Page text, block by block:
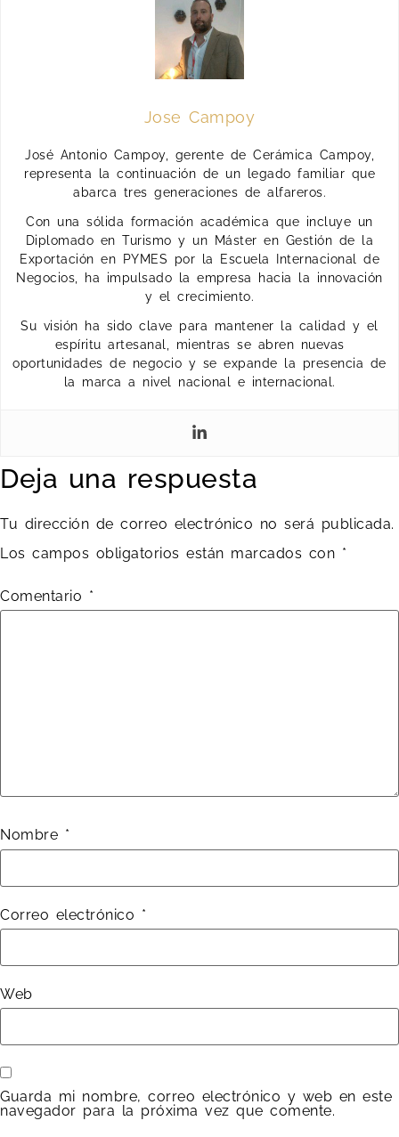
Jose Campoy
José Antonio Campoy, gerente de Cerámica Campoy,
representa la continuación de un legado familiar que
abarca tres generaciones de alfareros.
Con una sólida formación académica que incluye un
Diplomado en Turismo y un Máster en Gestión de la
Exportación en PYMES por la Escuela Internacional de
Negocios, ha impulsado la empresa hacia la innovación
y el crecimiento.
Su visión ha sido clave para mantener la calidad y el
espíritu artesanal, mientras se abren nuevas
oportunidades de negocio y se expande la presencia de
la marca a nivel nacional e internacional.
Deja una respuesta
Tu dirección de correo electrónico no será publicada.
Los campos obligatorios están marcados con *
Comentario *
Nombre *
Correo electrónico *
Web
Guarda mi nombre, correo electrónico y web en este
navegador para la próxima vez que comente.